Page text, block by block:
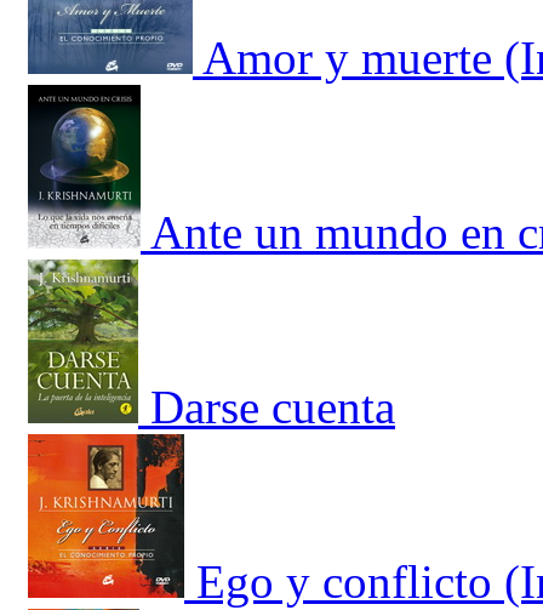
Amor y muerte
Ante un mundo en
Darse cuenta
Ego y conflicto